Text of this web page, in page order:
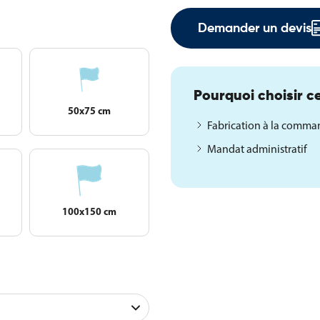
50x75 cm
100x150 cm
Demander un devis
Pourquoi choisir
Fabrication à la
Mandat administratif